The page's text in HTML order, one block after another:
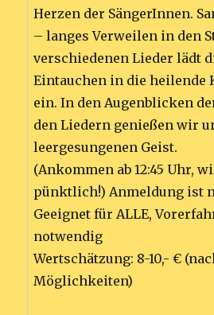
Herzen der SängerInnen.
– langes Verweilen in den
verschiedenen Lieder lädt
Eintauchen in die heilende
ein. In den Augenblicken
den Liedern genießen wir
leergesungenen Geist.
(Ankommen ab 12:45 Uhr,
pünktlich!) Anmeldung ist
Geeignet für ALLE,
notwendig
Wertschätzung: 8-10,- €
Möglichkeiten)